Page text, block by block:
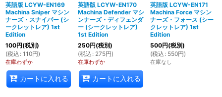
英語版 LCYW-EN169
Machina Sniper マシン
ナーズ・スナイパー (シ
ークレットレア) 1st
Edition
100円(税別)
(税込 : 110円)
在庫わずか
カートに入れる
英語版 LCYW-EN170
Machina Defender マシ
ンナーズ・ディフェンダ
ー (シークレットレア)
1st Edition
250円(税別)
(税込 : 275円)
在庫わずか
カートに入れる
英語版 LCYW-EN171
Machina Force マシン
ナーズ・フォース (シー
クレットレア) 1st
Edition
500円(税別)
(税込 : 550円)
在庫なし